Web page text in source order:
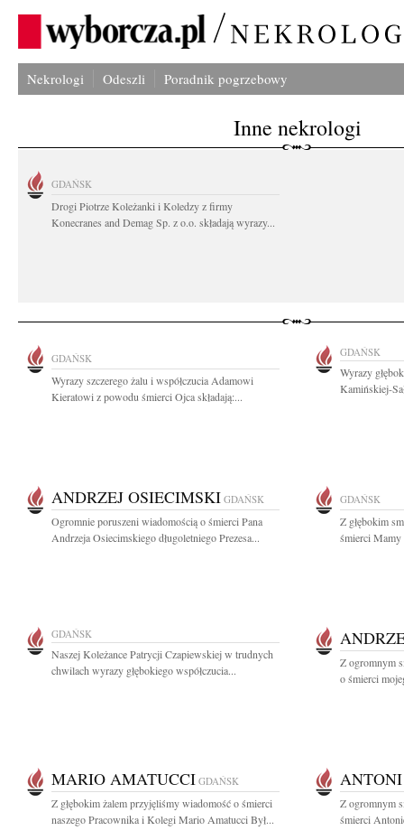
Nekrologi Odeszli Poradnik pogrzebowy
Inne nekrologi
GDAŃSK
Drogi Piotrze Koleżanki i Koledzy z firmy
Konecranes and Demag Sp. z o.o. składają wyrazy...
GDAŃSK
Wyrazy szczerego żalu i współczucia Adamowi
Kieratowi z powodu śmierci Ojca składają:...
GDAŃSK
Wyrazy
Kamińskiej-
ANDRZEJ OSIECIMSKI GDAŃSK
Ogromnie poruszeni wiadomością o śmierci Pana
Andrzeja Osiecimskiego długoletniego Prezesa...
GDAŃSK
Z głębokim
śmierci Mamy
GDAŃSK
Naszej Koleżance Patrycji Czapiewskiej w trudnych
chwilach wyrazy głębokiego współczucia...
Z ogromnym
o śmierci
MARIO AMATUCCI GDAŃSK
Z głębokim żalem przyjęliśmy wiadomość o śmierci
naszego Pracownika i Kolegi Mario Amatucci Był...
Z ogromnym
śmierci